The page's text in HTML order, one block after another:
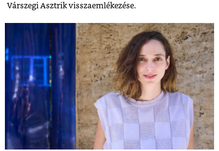
Várszegi Asztrik visszaemlékezése.